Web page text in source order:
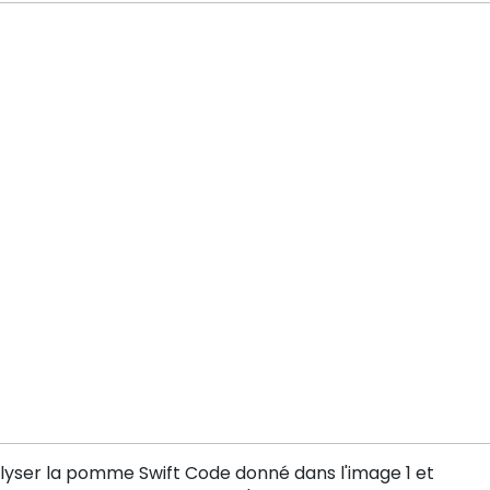
la pomme Swift Code donné dans l'image 1 et